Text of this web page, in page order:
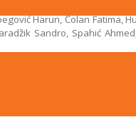
moguća bez podrške
Harun, Čolan Fatima,
Sandro, Spahić
priprema na predavanja
te radili testove (simulacije